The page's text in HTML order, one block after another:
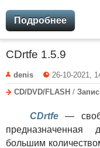
Подробнее
CDrtfe 1.5.9
denis 26-10-2021,
CD/DVD/FLASH /
CDrtfe—
большим